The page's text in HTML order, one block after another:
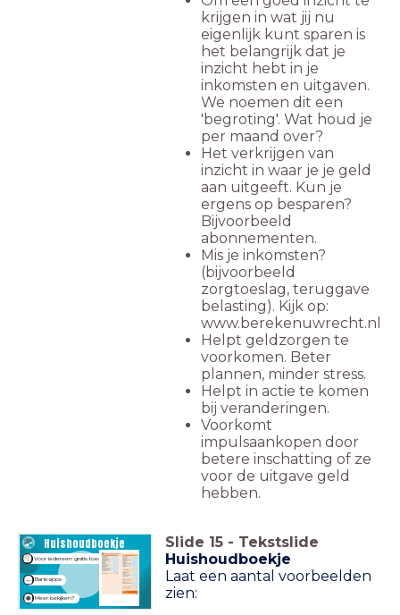
krijgen in wat jij nu
eigenlijk kunt sparen is
het belangrijk dat je
inzicht hebt in je
inkomsten en uitgaven.
We noemen dit een
'begroting'. Wat houd je
per maand over?
Het verkrijgen van
inzicht in waar je je geld
aan uitgeeft. Kun je
ergens op besparen?
Bijvoorbeeld
abonnementen.
Mis je inkomsten?
(bijvoorbeeld
zorgtoeslag, teruggave
belasting). Kijk op:
www.berekenuwrecht.nl
Helpt geldzorgen te
voorkomen. Beter
plannen, minder stress.
Helpt in actie te komen
bij veranderingen.
Voorkomt
impulsaankopen door
betere inschatting of ze
voor de uitgave geld
hebben.
Huishoudboekje
Voor iedereen gratis toegankelijk
Bank-apps
Meer bekijken?
Slide 15 - Tekstslide
Huishoudboekje
Laat een aantal voorbeelden
zien: